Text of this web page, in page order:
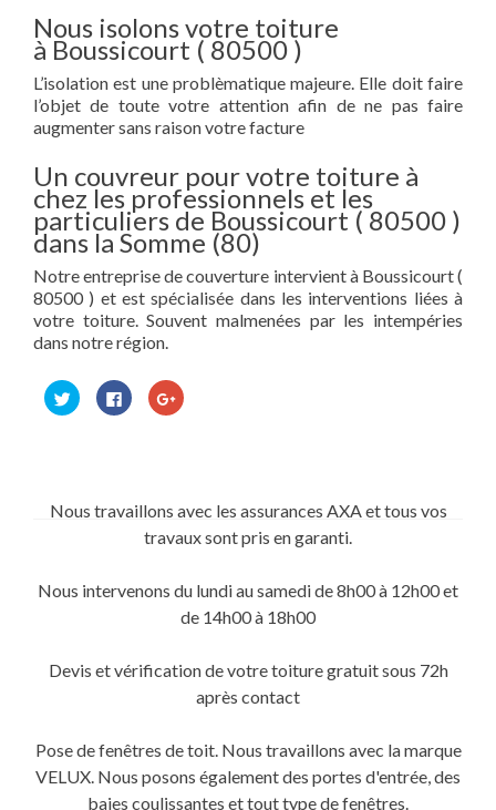
Nous isolons votre toiture
à Boussicourt ( 80500 )
L’isolation est une problèmatique majeure. Elle doit faire
l’objet de toute votre attention afin de ne pas faire
augmenter sans raison votre facture
Un couvreur pour votre toiture à
chez les professionnels et les
particuliers de Boussicourt ( 80500 )
dans la Somme (80)
Notre entreprise de couverture intervient à Boussicourt (
80500 ) et est spécialisée dans les interventions liées à
votre toiture. Souvent malmenées par les intempéries
dans notre région.
Cliquez
pour
partager
Cliquez
pour
partager
Cliquez
pour
fenêtre)
Nous travaillons avec les assurances AXA et tous vos
travaux sont pris en garanti.
Nous intervenons du lundi au samedi de 8h00 à 12h00 et
de 14h00 à 18h00
Devis et vérification de votre toiture gratuit sous 72h
après contact
Pose de fenêtres de toit. Nous travaillons avec la marque
VELUX. Nous posons également des portes d'entrée, des
baies coulissantes et tout type de fenêtres.